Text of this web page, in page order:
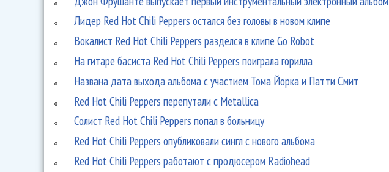
Лидер Red Hot Chili Peppers остался без головы в новом клипе
Вокалист Red Hot Chili Peppers разделся в клипе Go Robot
На гитаре басиста Red Hot Chili Peppers поиграла горилла
Названа дата выхода альбома с участием Тома Йорка и Патти Смит
Red Hot Chili Peppers перепутали с Metallica
Солист Red Hot Chili Peppers попал в больницу
Red Hot Chili Peppers опубликовали сингл с нового альбома
Red Hot Chili Peppers работают с продюсером Radiohead